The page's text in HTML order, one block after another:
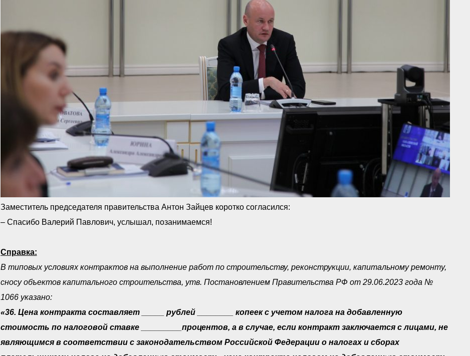
Заместитель председателя правительства Антон Зайцев коротко согласился:
– Спасибо Валерий Павлович, услышал, позанимаемся!
Справка:
В типовых условиях контрактов на выполнение работ по строительству, реконструкции, капитальному ремонту,
сносу объектов капитального строительства, утв. Постановлением Правительства РФ от 29.06.2023 года №
1066 указано:
«36. Цена контракта составляет _____ рублей ________ копеек с учетом налога на добавленную
стоимость по налоговой ставке _________процентов, а в случае, если контракт заключается с лицами, не
являющимся в соответствии с законодательством Российской Федерации о налогах и сборах